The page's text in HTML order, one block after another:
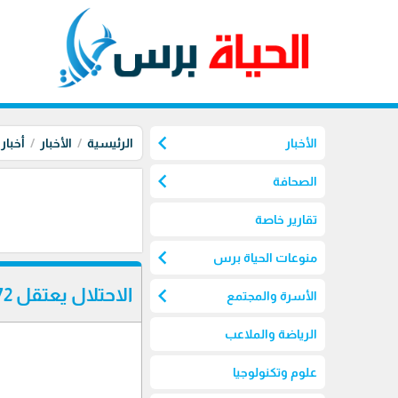
الأخبار chevron_left
الصحافة chevron_left
تقارير خاصة
منوعات الحياة برس chevron_left
الأسرة والمجتمع chevron_left
الرياضة والملاعب
علوم وتكنولوجيا
الرئيسية الأخبار أخبار
الاحتلال يعتقل 72 مواطناً من الضفة